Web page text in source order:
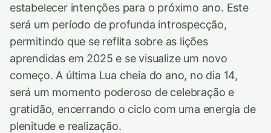
estabelecer intenções para o próximo ano. Este
será um período de profunda introspecção,
permitindo que se reflita sobre as lições
aprendidas em 2025 e se visualize um novo
começo. A última Lua cheia do ano, no dia 14,
será um momento poderoso de celebração e
gratidão, encerrando o ciclo com uma energia de
plenitude e realização.